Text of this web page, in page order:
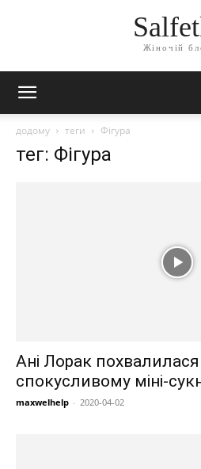
Жіночій
додому теги Фігура
тег: Фігура
Ані Лорак
спокусливому міні-
maxwelhelp - 2020-04-02